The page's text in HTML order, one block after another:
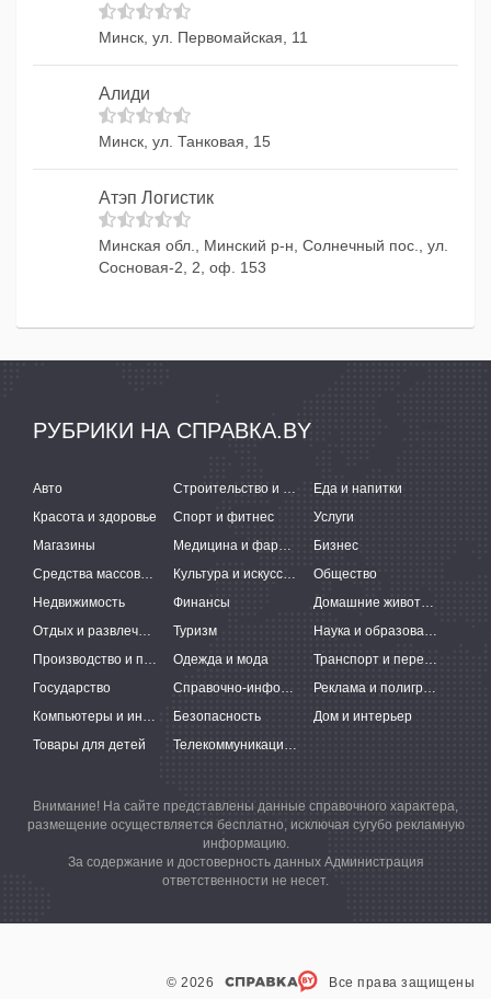
Минск, ул. Первомайская, 11
Алиди
Минск, ул. Танковая, 15
Атэп Логистик
Минская обл., Минский р-н, Солнечный пос., ул.
Сосновая-2, 2, оф. 153
РУБРИКИ НА СПРАВКА.BY
Авто Строительство и ремонт
Еда и напитки
Красота и здоровье
Спорт и фитнес
Услуги
Магазины
Медицина и фармацевтика
Бизнес
Средства массовой информации
Культура и искусство
Общество
Недвижимость
Финансы
Домашние животные
Отдых и развлечения
Туризм
Наука и образование
Производство и поставки
Одежда и мода
Транспорт и перевозки
Государство
Справочно-информационные системы
Реклама и полиграфия
Компьютеры и интернет
Безопасность
Дом и интерьер
Товары для детей
Телекоммуникации и связь
Внимание! На сайте представлены данные справочного характера,
размещение осуществляется бесплатно, исключая сугубо рекламную
информацию.
За содержание и достоверность данных Администрация
ответственности не несет.
© 2026 Все права защищены